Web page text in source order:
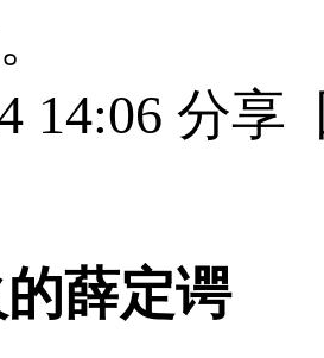
14:06 分享
薛定谔